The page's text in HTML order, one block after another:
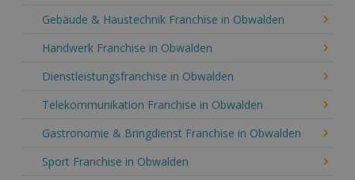
Gebäude & Haustechnik Franchise in Obwalden
Handwerk Franchise in Obwalden
Dienstleistungsfranchise in Obwalden
Telekommunikation Franchise in Obwalden
Gastronomie & Bringdienst Franchise in Obwalden
Sport Franchise in Obwalden